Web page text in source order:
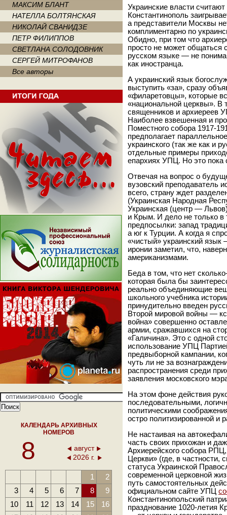
МАКСИМ БЛАНТ
НАТЕЛЛА БОЛТЯНСКАЯ
НИКОЛАЙ СВАНИДЗЕ
ПЕТР ФИЛИППОВ
СВЕТЛАНА СОЛОДОВНИК
СЕРГЕЙ МИТРОФАНОВ
Все авторы
КАЛЕНДАРЬ АРХИВНЫХ
НОМЕРОВ
8
август
2026 г.
1
2
3
4 5 6 7 8
9
10
11 12 13 14 15
16
Украинские власти
Константинополь
а представители Москвы
комплиментарно по
Обидно, при том что
просто не может
русском языке — не
как иностранца.
А украинский язык
выступить «за», сразу
«филаретовцы», которые
«национальной церквы». В
священников и архиереев
Наиболее взвешенная и
Поместного собора 1917-
предполагает
украинского (так же как и
отдельные примеры
епархиях УПЦ. Но это пока
Отвечая на вопрос о
вузовский преподаватель
всего, страну ждет
(Украинская Народная
Украинская (центр —
и Крым. И дело не только в
предпосылки: запад
а юг к Турции. А когда я
«чистый» украинский
иронии заметил, что,
американизмами.
Беда в том, что нет
которая была бы
реально объединяющие
школьного учебника
принудительно введен
Второй мировой войны —
война» совершенно
армии, сражавшихся на
«Галичина». Это с одной
использование УПЦ
предвыборной кампании,
чуть ли не за
распространения среди
заявления московского
На этом фоне действия
последовательными,
политическими
остро политизированной и
Не настаивая на
часть своих прихожан и
Архиерейского собора
Церкви» (где, в частности,
статуса Украинской
современной церковной
путь самостоятельных
официальном сайте УПЦ
Константинопольский
празднование 1020-летия